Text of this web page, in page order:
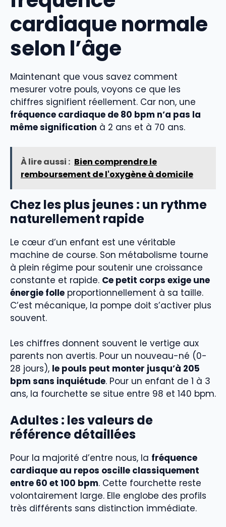
cardiaque normale
selon l’âge
Maintenant que vous savez comment
mesurer votre pouls, voyons ce que les
chiffres signifient réellement. Car non, une
fréquence cardiaque de 80 bpm n’a pas la
même signification à 2 ans et à 70 ans.
À lire aussi : Bien comprendre le
remboursement de l'oxygène à domicile
Chez les plus jeunes : un rythme
naturellement rapide
Le cœur d’un enfant est une véritable
machine de course. Son métabolisme tourne
à plein régime pour soutenir une croissance
constante et rapide. Ce petit corps exige une
énergie folle proportionnellement à sa taille.
C’est mécanique, la pompe doit s’activer plus
souvent.
Les chiffres donnent souvent le vertige aux
parents non avertis. Pour un nouveau-né (0-
28 jours), le pouls peut monter jusqu’à 205
bpm sans inquiétude. Pour un enfant de 1 à 3
ans, la fourchette se situe entre 98 et 140 bpm.
Adultes : les valeurs de
référence détaillées
Pour la majorité d’entre nous, la fréquence
cardiaque au repos oscille classiquement
entre 60 et 100 bpm. Cette fourchette reste
volontairement large. Elle englobe des profils
très différents sans distinction immédiate.